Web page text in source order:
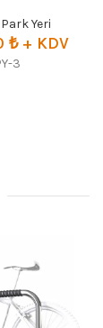
Yeri
₺ + KDV
3